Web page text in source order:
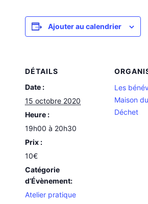
Ajouter au calendrier
DÉTAILS
Date :
15 octobre 2020
Heure :
19h00 à 20h30
Prix :
10€
Catégorie
d’Évènement:
Atelier pratique
Les
Maison
Déchet